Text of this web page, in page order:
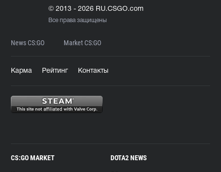
© 2013 - 2026 RU.CSGO.com
Все права защищены
News CS:GO Market CS:GO
Карма Рейтинг Контакты
CS:GO MARKET DOTA2 NEWS